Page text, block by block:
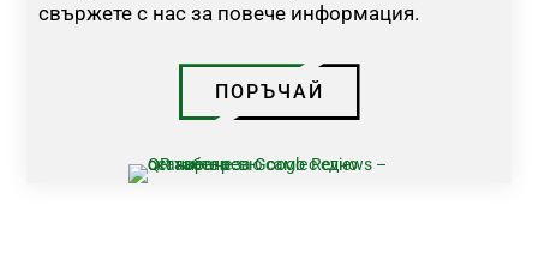
свържете с нас за повече информация.
ПОРЪЧАЙ